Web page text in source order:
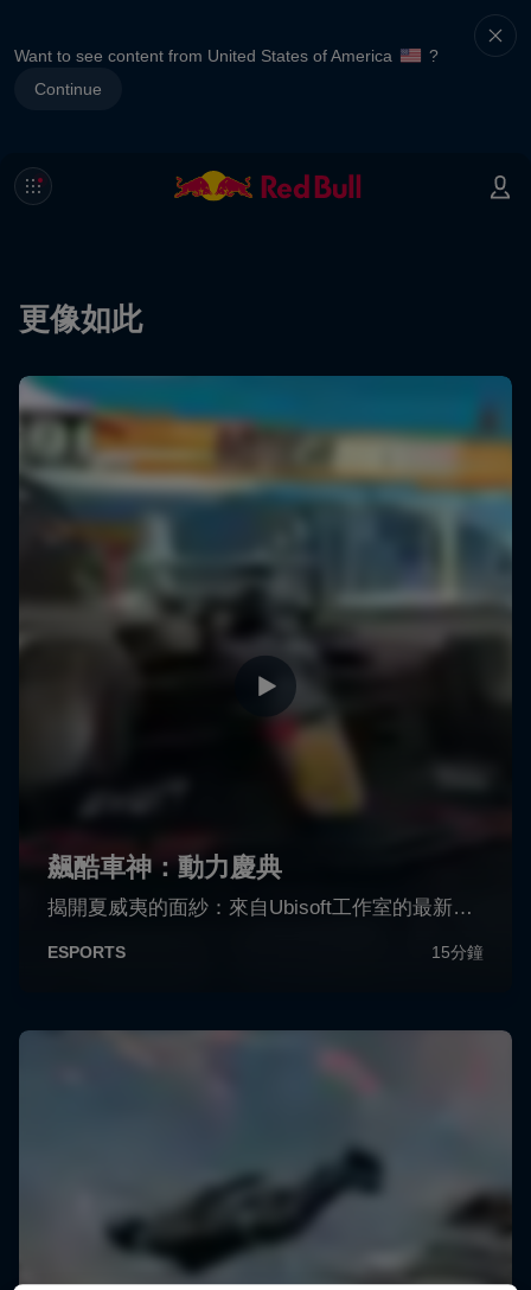
Want to see content from United States of America
?
Continue
更像如此